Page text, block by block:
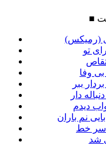
■
(رمیکس)
تو
وفا
ببر
دار
دیدم
نم باران
سر خط
شد